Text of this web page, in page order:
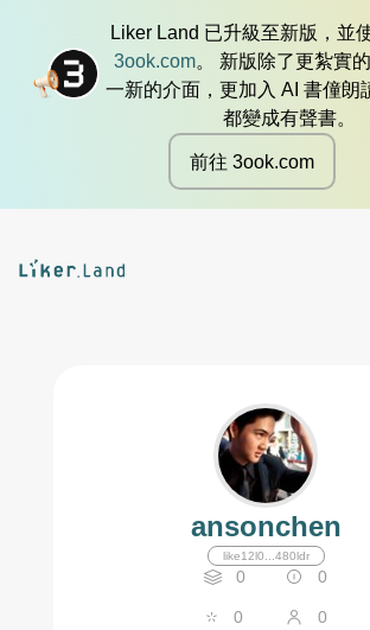
Liker Land 已升級至新版，並
3ook.com。 新版除了更紮實
一新的介面，更加入 AI 書僮朗
都變成有聲書。
前往 3ook.com
ansonchen
like12l0...480ldr
0 0
0 0